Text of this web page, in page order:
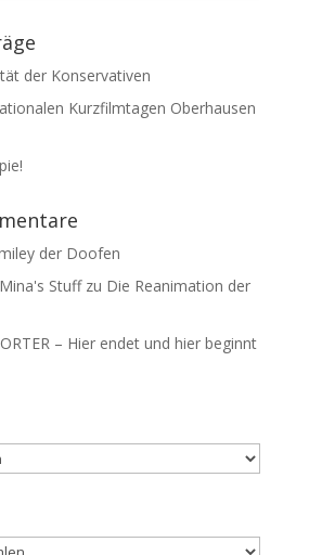
der Konservativen
Kurzfilmtagen Oberhausen
der Doofen
Stuffzu Die Reanimation der
– Hier endet und hier beginnt